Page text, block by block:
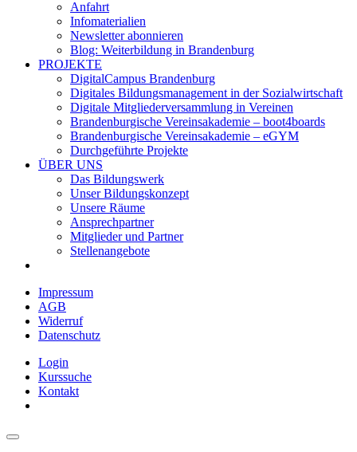
Anfahrt
Infomaterialien
Newsletter abonnieren
Blog: Weiterbildung in Brandenburg
PROJEKTE
DigitalCampus Brandenburg
Digitales Bildungsmanagement in der Sozialwirtschaft
Digitale Mitgliederversammlung in Vereinen
Brandenburgische Vereinsakademie – boot4boards
Brandenburgische Vereinsakademie – eGYM
Durchgeführte Projekte
ÜBER UNS
Das Bildungswerk
Unser Bildungskonzept
Unsere Räume
Ansprechpartner
Mitglieder und Partner
Stellenangebote
Impressum
AGB
Widerruf
Datenschutz
Login
Kurssuche
Kontakt